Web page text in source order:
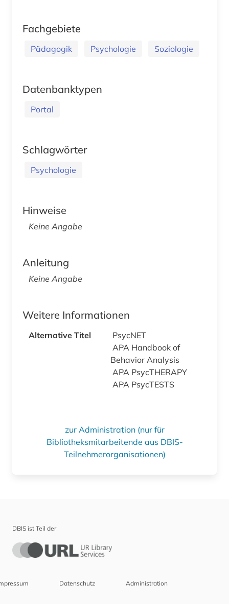
Fachgebiete
Pädagogik Psychologie Soziologie
Datenbanktypen
Portal
Schlagwörter
Psychologie
Hinweise
Keine Angabe
Anleitung
Keine Angabe
Weitere Informationen
Alternative Titel
PsycNET
APA Handbook of
Behavior Analysis
APA PsycTHERAPY
APA PsycTESTS
zur Administration (nur für
Bibliotheksmitarbeitende aus DBIS-
Teilnehmerorganisationen)
DBIS ist Teil der
Datenschutz Administration